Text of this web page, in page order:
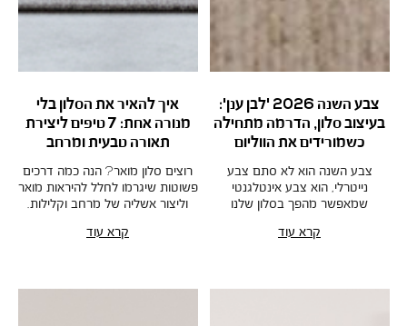
צבע השנה 2026 'לבן ענן':
בעיצוב סלון, הדרמה מתחילה
כשמורידים את הווליום
צבע השנה הוא לא סתם צבע
נייטרלי, הוא צבע אינטלגנטי
שמאפשר מהפך בסלון שלנו
קרא עוד
איך להאיר את הסלון בלי
מנורה אחת: 7 טיפים ליצירת
תאורה טבעית ומרחב
רוצים סלון מואר? הנה כמה דרכים
פשוטות שיגרמו לחלל להיראות מואר
וליצור אשליה של מרחב וקלילות.
קרא עוד